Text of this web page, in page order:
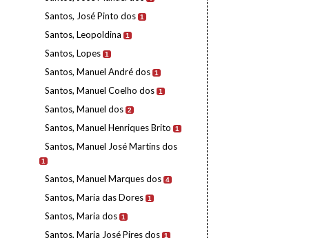
Santos, José Pinto dos 1
Santos, Leopoldina 1
Santos, Lopes 1
Santos, Manuel André dos 1
Santos, Manuel Coelho dos 1
Santos, Manuel dos 2
Santos, Manuel Henriques Brito 1
Santos, Manuel José Martins dos
1
Santos, Manuel Marques dos 4
Santos, Maria das Dores 1
Santos, Maria dos 1
Santos, Maria José Pires dos 1